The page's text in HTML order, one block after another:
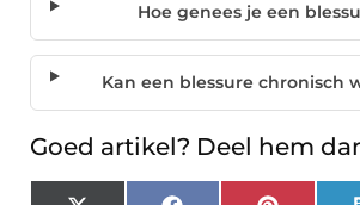
Hoe genees je een
Kan een blessure chronisch
Goed artikel? Deel hem